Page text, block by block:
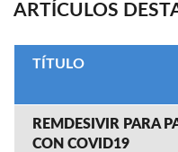
ARTÍCULOS
TÍTULO
REMDESIVIR PARA
CON COVID19